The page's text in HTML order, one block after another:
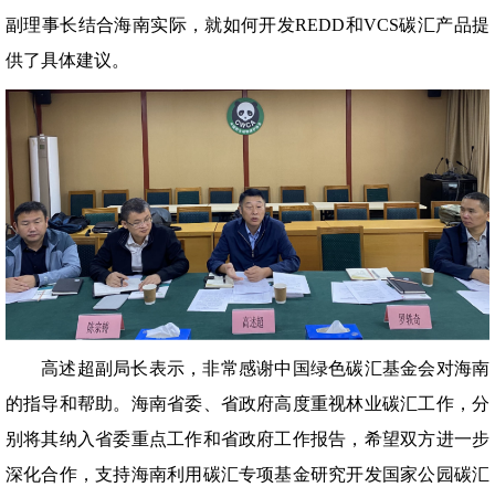
副理事长结合海南实际，就如何开发REDD和VCS碳汇产品提
供了具体建议。
高述超副局长表示，非常感谢中国绿色碳汇基金会对海南
的指导和帮助。海南省委、省政府高度重视林业碳汇工作，分
别将其纳入省委重点工作和省政府工作报告，希望双方进一步
深化合作，支持海南利用碳汇专项基金研究开发国家公园碳汇